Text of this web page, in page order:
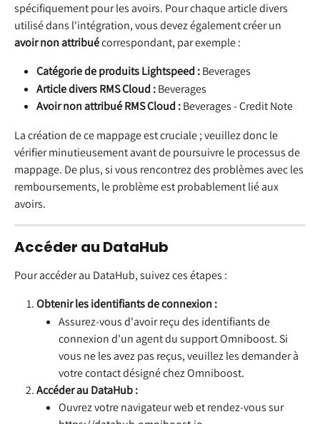
spécifiquement pour les avoirs. Pour chaque article divers
utilisé dans l'intégration, vous devez également créer un
avoir non attribué correspondant, par exemple :
Catégorie de produits Lightspeed : Beverages
Article divers RMS Cloud : Beverages
Avoir non attribué RMS Cloud : Beverages - Credit Note
La création de ce mappage est cruciale ; veuillez donc le
vérifier minutieusement avant de poursuivre le processus de
mappage. De plus, si vous rencontrez des problèmes avec les
remboursements, le problème est probablement lié aux
avoirs.
Accéder au DataHub
Pour accéder au DataHub, suivez ces étapes :
Obtenir les identifiants de connexion :
Assurez-vous d'avoir reçu des identifiants de
connexion d'un agent du support Omniboost. Si
vous ne les avez pas reçus, veuillez les demander à
votre contact désigné chez Omniboost.
Accéder au DataHub :
Ouvrez votre navigateur web et rendez-vous sur